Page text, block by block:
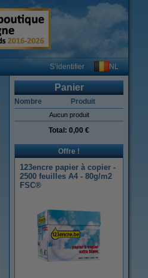
S’identifier NL
Panier
Nombre Produit
Aucun produit
Total: 0,00 €
Offre !
123encre papier à copier -
2500 feuilles A4 - 80g/m2
FSC®